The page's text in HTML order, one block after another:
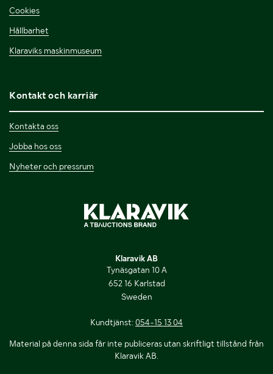
Cookies
Hållbarhet
Klaraviks maskinmuseum
Kontakt och karriär
Kontakta oss
Jobba hos oss
Nyheter och pressrum
Klaravik AB
Tynäsgatan 10 A
652 16 Karlstad
Sweden
Kundtjänst: 054-15 13 04
Material på denna sida får inte publiceras utan skriftligt tillstånd från
Klaravik AB.